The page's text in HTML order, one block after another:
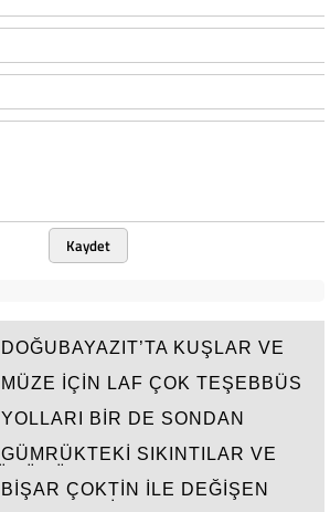
Kaydet
DOĞUBAYAZIT’TA KUŞLAR VE
MÜZE İÇİN LAF ÇOK TEŞEBBÜS
YOLLARI BİR DE SONDAN
GÜMRÜKTEKİ SIKINTILAR VE
BİŞAR ÇOKTİN İLE DEĞİŞEN